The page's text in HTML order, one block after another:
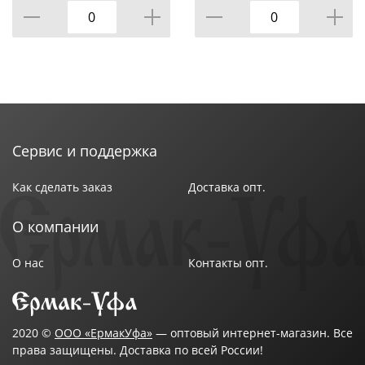
Сервис и поддержка
Как сделать заказ Доставка опт.
О компании
О нас Контакты опт.
2020 © ООО «ЕрмакУфа» — оптовый интернет-магазин. Все
права защищены. Доставка по всей России!